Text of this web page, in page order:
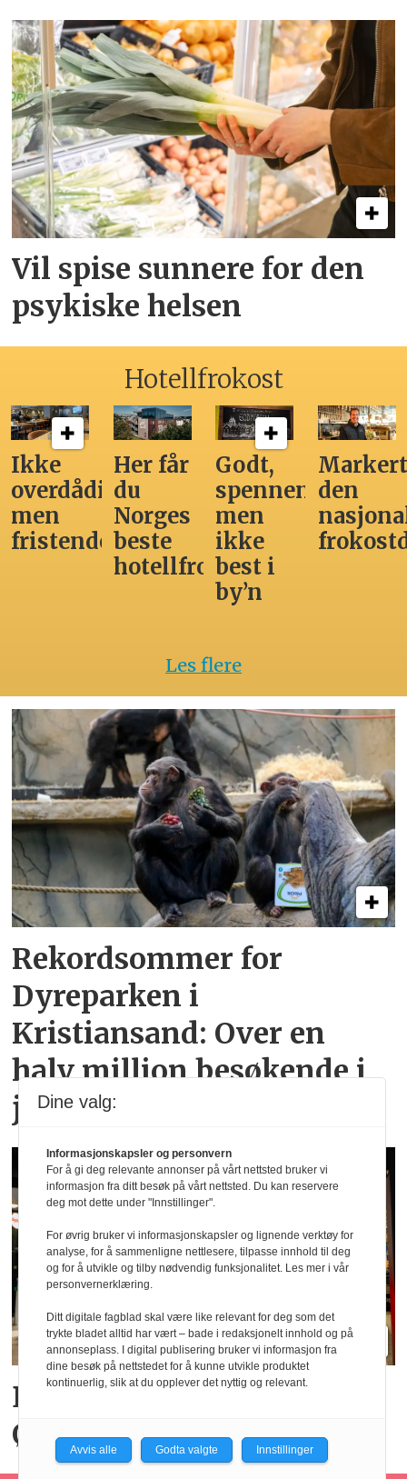
Vil spise sunnere for den
psykiske helsen
Hotellfrokost
Ikke
overdådig,
men
fristende
Her får
du
Norges
beste
hotellfrokost
Godt,
spennende,
men
ikke
best i
by’n
den
Les flere
Rekordsommer for
Dyreparken i
Kristiansand: Over en
halv million besøkende i
juli
Big Bite vil doble på
Østlandet innen tre år
Dine valg:
Informasjonskapsler og personvern
For å gi deg relevante annonser på vårt nettsted bruker vi
informasjon fra ditt besøk på vårt nettsted. Du kan reservere
deg mot dette under "Innstillinger".
For øvrig bruker vi informasjonskapsler og lignende verktøy for
analyse, for å sammenligne nettlesere, tilpasse innhold til deg
og for å utvikle og tilby nødvendig funksjonalitet. Les mer i vår
personvernerklæring.
Ditt digitale fagblad skal være like relevant for deg som det
trykte bladet alltid har vært – bade i redaksjonelt innhold og på
annonseplass. I digital publisering bruker vi informasjon fra
dine besøk på nettstedet for å kunne utvikle produktet
kontinuerlig, slik at du opplever det nyttig og relevant.
Avvis alle Godta valgte Innstillinger